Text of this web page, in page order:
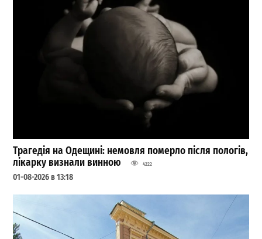
Трагедія на Одещині: немовля померло після пологів,
лікарку визнали винною
4222
01-08-2026 в 13:18